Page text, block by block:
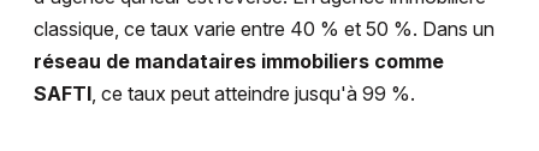
classique, ce taux varie entre 40 % et 50 %. Dans un
réseau de mandataires immobiliers comme
SAFTI, ce taux peut atteindre jusqu'à 99 %.